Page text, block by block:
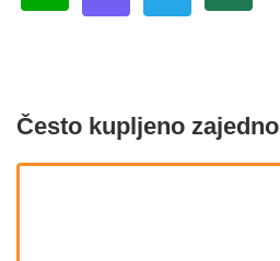
Često kupljeno zajedno